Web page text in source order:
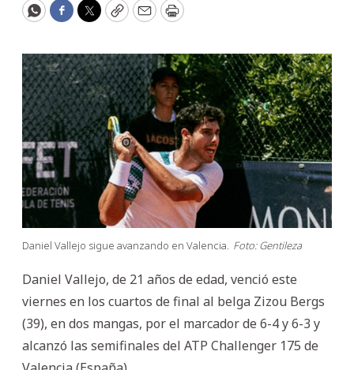
WhatsApp
Facebook
Twitter
CopyEmailPrint
Daniel Vallejo sigue avanzando en Valencia. Foto: Gentileza
Daniel Vallejo, de 21 años de edad, venció este
viernes en los cuartos de final al belga Zizou Bergs
(39), en dos mangas, por el marcador de 6-4 y 6-3 y
alcanzó las semifinales del ATP Challenger 175 de